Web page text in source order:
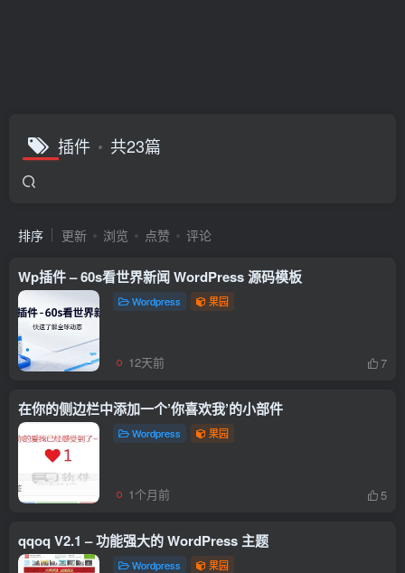
插件 共23篇
排序 更新 浏览 点赞 评论
Wp插件 – 60s看世界新闻 WordPress 源码模板
Wordpress 果园
12天前 7
在你的侧边栏中添加一个’你喜欢我’的小部件
Wordpress 果园
1个月前 5
qqoq V2.1 – 功能强大的 WordPress 主题
Wordpress 果园